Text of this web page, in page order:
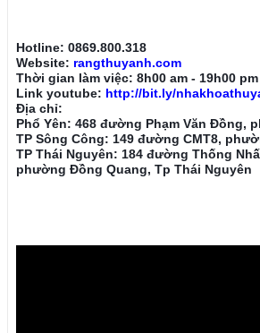
Hotline: 0869.800.318
Website: rangthuyanh.com
Thời gian làm việc: 8h00 am - 19h00 pm
Link youtube: http://bit.ly/
Địa chỉ:
Phổ Yên: 468 đường Phạm Văn Đồng,
TP Sông Công: 149 đường CMT8,
TP Thái Nguyên: 184 đường Thống
phường Đồng Quang, Tp Thái Nguyên